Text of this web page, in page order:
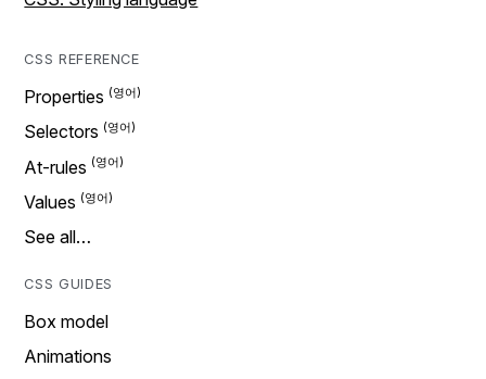
CSS REFERENCE
Properties
Selectors
At-rules
Values
See all…
CSS GUIDES
Box model
Animations